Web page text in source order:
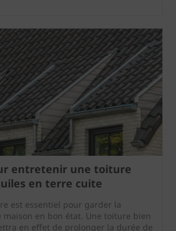
entretenir une toiture
en terre cuite
est essentiel pour garder la
en bon état. Une toiture bien
en effet de prolonger la durée de